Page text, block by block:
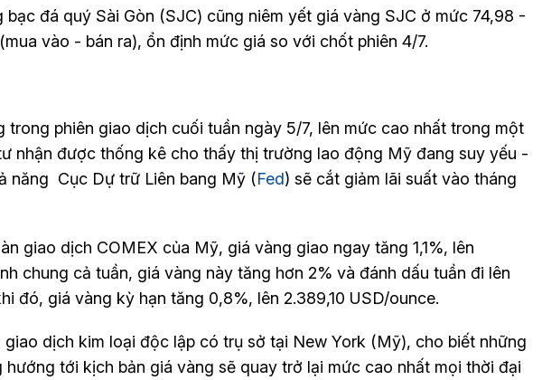
đá quý Sài Gòn (SJC) cũng niêm yết giá vàng SJC ở mức 74,98 -
vào - bán ra), ổn định mức giá so với chốt phiên 4/7.
trong phiên giao dịch cuối tuần ngày 5/7, lên mức cao nhất trong một
nhận được thống kê cho thấy thị trường lao động Mỹ đang suy yếu -
năng Cục Dự trữ Liên bang Mỹ (Fed) sẽ cắt giảm lãi suất vào tháng
giao dịch COMEX của Mỹ, giá vàng giao ngay tăng 1,1%, lên
chung cả tuần, giá vàng này tăng hơn 2% và đánh dấu tuần đi lên
đó, giá vàng kỳ hạn tăng 0,8%, lên 2.389,10 USD/ounce.
giao dịch kim loại độc lập có trụ sở tại New York (Mỹ), cho biết những
hướng tới kịch bản giá vàng sẽ quay trở lại mức cao nhất mọi thời đại